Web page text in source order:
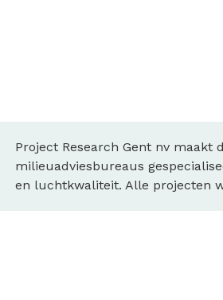
Project Research Gent nv maakt
milieuadviesbureaus
en luchtkwaliteit. Alle projecten